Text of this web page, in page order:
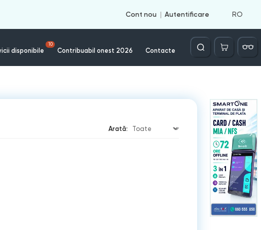
Cont nou Autentificare RO
disponibile
10
Contribuabil onest 2026 Contacte
Căutare
Arată: